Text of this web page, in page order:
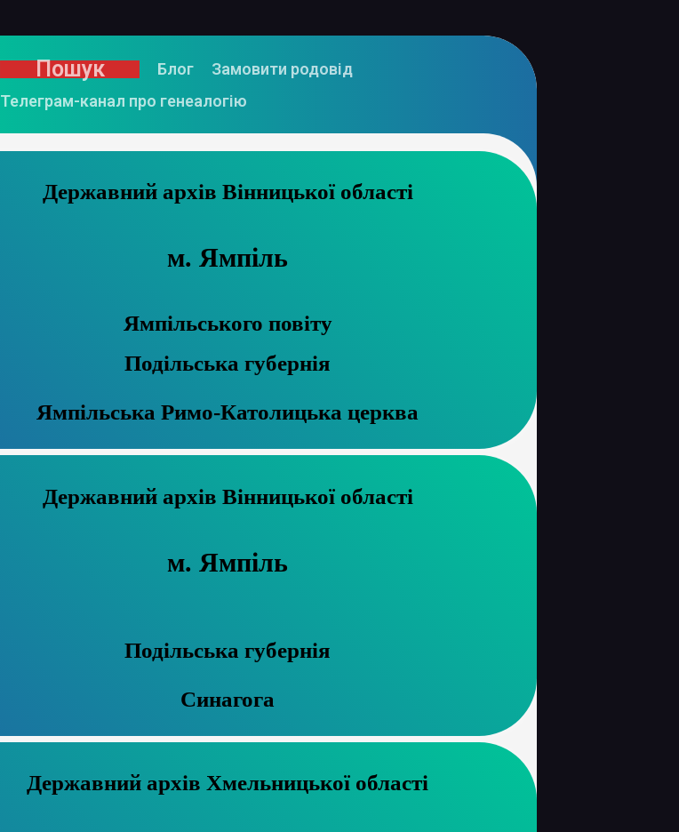
Пошук Блог
Замовити родовід
Телеграм-канал про генеалогію
Державний архів Вінницької області
м. Ямпіль
Ямпільського повіту
Подільська губернія
Ямпільська Римо-Католицька церква
Державний архів Вінницької області
м. Ямпіль
Подільська губернія
Синагога
Державний архів Хмельницької області